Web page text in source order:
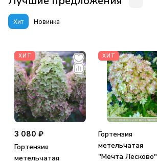
Хит Новинка
ХИТ
3 080 ₽
Гортензия
метельчатая
ХИТ
Гортензия
метельчатая
"Мечта Лесково"